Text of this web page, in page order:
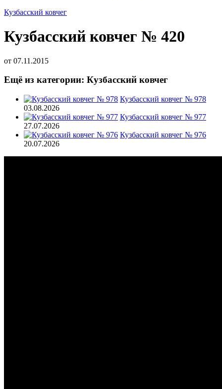
Кузбасский ковчег
Кузбасский ковчег № 420
от 07.11.2015
Ещё из категории: Кузбасский ковчег
Кузбасский ковчег № 978
03.08.2026
Кузбасский ковчег № 977
27.07.2026
Кузбасский ковчег № 976
20.07.2026